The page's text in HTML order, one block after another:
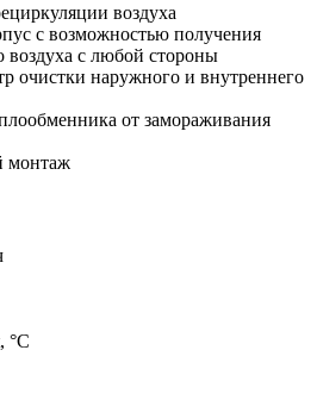
воздуха
с возможностью получения
воздуха с любой стороны
очистки наружного и внутреннего
от замораживания
монтаж
°С